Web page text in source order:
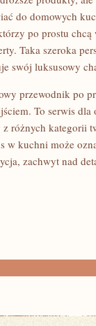
do domowych
po prostu
Taka szeroka
swój luksusowy
przewodnik po
To serwis
różnych kategorii
w kuchni może
zachwyt nad